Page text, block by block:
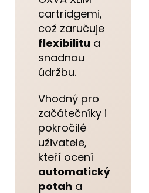
cartridgemi,
což zaručuje
flexibilitu a
snadnou
údržbu.
Vhodný pro
začátečníky i
pokročilé
uživatele,
kteří ocení
automatický
potah a